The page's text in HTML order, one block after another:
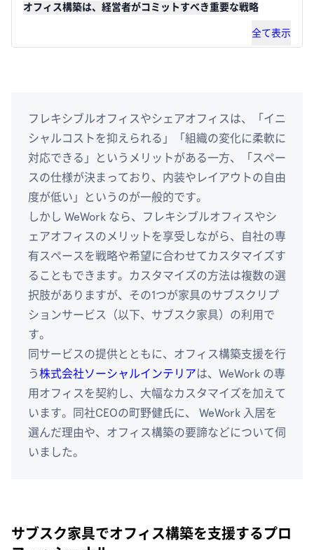
オフィス構築は、経営者がコミットすべき重要な戦略
全て表示
フレキシブルオフィスやシェアオフィスは、「イニ
シャルコストを抑えられる」「組織の変化に柔軟に
対応できる」というメリットがある一方、「スペー
スの仕様が決まっており、内装やレイアウトの自由
度が低い」というのが一般的です。
しかし WeWork なら、フレキシブルオフィスやシ
ェアオフィスのメリットを享受しながら、自社の専
有スペースを戦略や希望に合わせてカスタマイズす
ることもできます。カスタマイズの方法は複数の選
択肢がありますが、その1つが家具のサブスクリプ
ションサービス（以下、サブスク家具）の利用で
す。
同サービスの提供とともに、オフィス構築支援を行
う株式会社ソーシャルインテリアは、WeWork の専
用オフィスを契約し、大幅なカスタマイズを加えて
います。同社CEOの町野健氏に、 WeWork 入居を
選んだ理由や、オフィス構築の要諦などについて伺
いました。
サブスク家具でオフィス構築を支援するプロ